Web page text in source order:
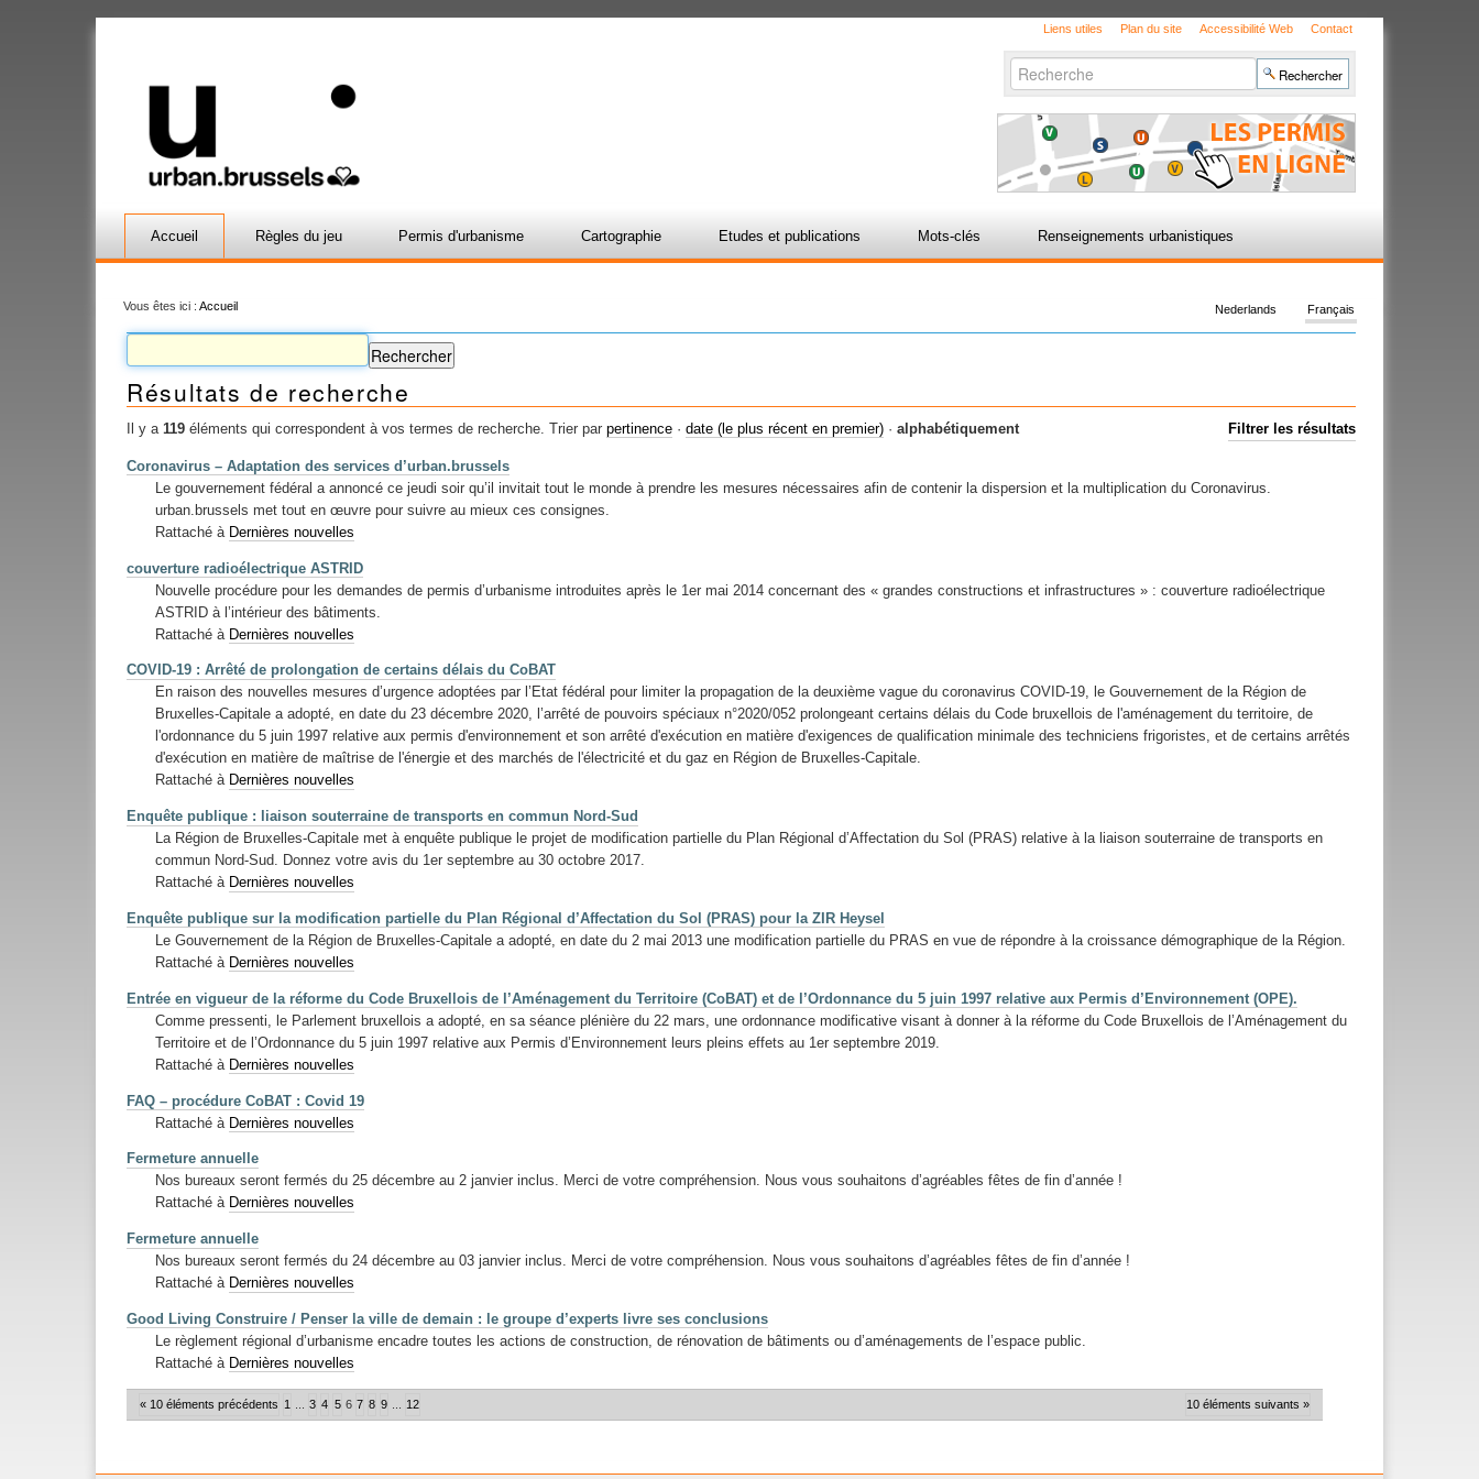
Liens utiles Plan du site Accessibilité Web Contact
Chercher par
avancée…
Accueil Règles du jeu Permis d'urbanisme Cartographie Etudes et publications Mots-clés Renseignements urbanistiques
Vous êtes ici : Accueil Français
Nederlands
Résultats de recherche
Il y a 119 éléments qui correspondent à vos termes de recherche. Filtrer les résultats
Trier par pertinence · date (le plus récent en premier) · alphabétiquement
Coronavirus – Adaptation des services d’urban.brussels
Le gouvernement fédéral a annoncé ce jeudi soir qu’il invitait tout le monde à prendre les mesures nécessaires afin de contenir la dispersion et la multiplication du Coronavirus.
urban.brussels met tout en œuvre pour suivre au mieux ces consignes.
Rattaché à Dernières nouvelles
couverture radioélectrique ASTRID
Nouvelle procédure pour les demandes de permis d’urbanisme introduites après le 1er mai 2014 concernant des « grandes constructions et infrastructures » : couverture radioélectrique
ASTRID à l’intérieur des bâtiments.
Rattaché à Dernières nouvelles
COVID-19 : Arrêté de prolongation de certains délais du CoBAT
En raison des nouvelles mesures d’urgence adoptées par l’Etat fédéral pour limiter la propagation de la deuxième vague du coronavirus COVID-19, le Gouvernement de la Région de
Bruxelles-Capitale a adopté, en date du 23 décembre 2020, l’arrêté de pouvoirs spéciaux n°2020/052 prolongeant certains délais du Code bruxellois de l'aménagement du territoire, de
l'ordonnance du 5 juin 1997 relative aux permis d'environnement et son arrêté d'exécution en matière d'exigences de qualification minimale des techniciens frigoristes, et de certains arrêtés
d'exécution en matière de maîtrise de l'énergie et des marchés de l'électricité et du gaz en Région de Bruxelles-Capitale.
Rattaché à Dernières nouvelles
Enquête publique : liaison souterraine de transports en commun Nord-Sud
La Région de Bruxelles-Capitale met à enquête publique le projet de modification partielle du Plan Régional d’Affectation du Sol (PRAS) relative à la liaison souterraine de transports en
commun Nord-Sud. Donnez votre avis du 1er septembre au 30 octobre 2017.
Rattaché à Dernières nouvelles
Enquête publique sur la modification partielle du Plan Régional d’Affectation du Sol (PRAS) pour la ZIR Heysel
Le Gouvernement de la Région de Bruxelles-Capitale a adopté, en date du 2 mai 2013 une modification partielle du PRAS en vue de répondre à la croissance démographique de la Région.
Rattaché à Dernières nouvelles
Entrée en vigueur de la réforme du Code Bruxellois de l’Aménagement du Territoire (CoBAT) et de l’Ordonnance du 5 juin 1997 relative aux Permis d’Environnement (OPE).
Comme pressenti, le Parlement bruxellois a adopté, en sa séance plénière du 22 mars, une ordonnance modificative visant à donner à la réforme du Code Bruxellois de l’Aménagement du
Territoire et de l’Ordonnance du 5 juin 1997 relative aux Permis d’Environnement leurs pleins effets au 1er septembre 2019.
Rattaché à Dernières nouvelles
FAQ – procédure CoBAT : Covid 19
Rattaché à Dernières nouvelles
Fermeture annuelle
Nos bureaux seront fermés du 25 décembre au 2 janvier inclus. Merci de votre compréhension. Nous vous souhaitons d’agréables fêtes de fin d’année !
Rattaché à Dernières nouvelles
Fermeture annuelle
Nos bureaux seront fermés du 24 décembre au 03 janvier inclus. Merci de votre compréhension. Nous vous souhaitons d’agréables fêtes de fin d’année !
Rattaché à Dernières nouvelles
Good Living Construire / Penser la ville de demain : le groupe d’experts livre ses conclusions
Le règlement régional d’urbanisme encadre toutes les actions de construction, de rénovation de bâtiments ou d’aménagements de l’espace public.
Rattaché à Dernières nouvelles
« 10 éléments précédents 10 éléments suivants »
1 3 4 5 6 7 8 9 12